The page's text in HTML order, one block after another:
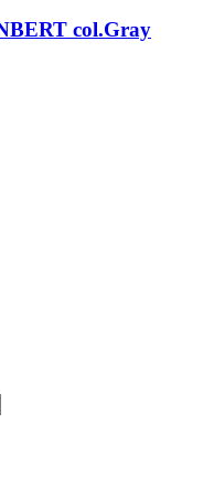
col.Gray